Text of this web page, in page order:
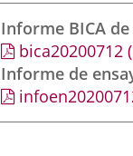
Informe BICA
bica20200712
Informe de